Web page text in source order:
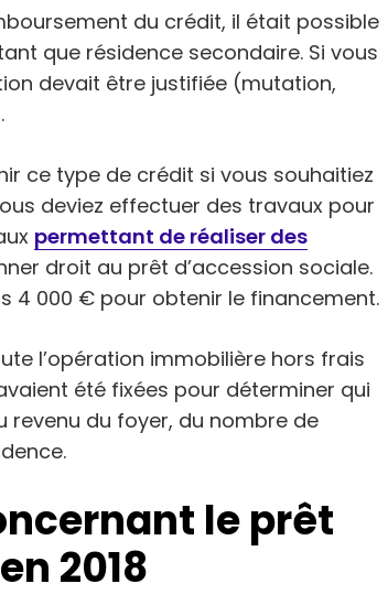
du crédit, il était possible
que résidence secondaire. Si vous
devait être justifiée (mutation,
ce type de crédit si vous souhaitiez
deviez effectuer des travaux pour
permettant de réaliser des
droit au prêt d’accession sociale.
4 000 € pour obtenir le financement.
l’opération immobilière hors frais
été fixées pour déterminer qui
revenu du foyer, du nombre de
le prêt
2018